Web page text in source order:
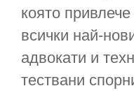
която
всички най-
адвокати и
тествани